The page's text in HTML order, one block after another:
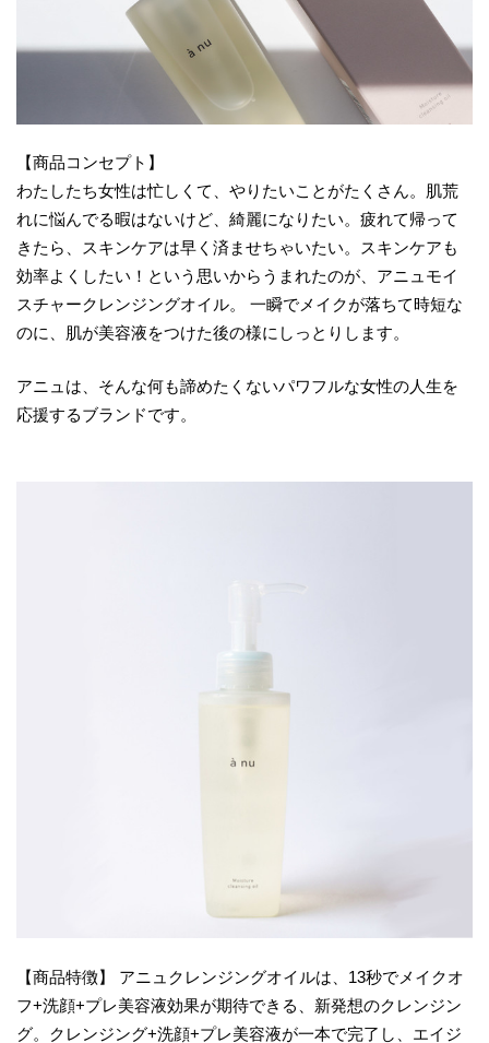
【商品コンセプト】
わたしたち女性は忙しくて、やりたいことがたくさん。肌荒
れに悩んでる暇はないけど、綺麗になりたい。疲れて帰って
きたら、スキンケアは早く済ませちゃいたい。スキンケアも
効率よくしたい！という思いからうまれたのが、アニュモイ
スチャークレンジングオイル。 一瞬でメイクが落ちて時短な
のに、肌が美容液をつけた後の様にしっとりします。
アニュは、そんな何も諦めたくないパワフルな女性の人生を
応援するブランドです。
【商品特徴】 アニュクレンジングオイルは、13秒でメイクオ
フ+洗顔+プレ美容液効果が期待できる、新発想のクレンジン
グ。クレンジング+洗顔+プレ美容液が一本で完了し、エイジ